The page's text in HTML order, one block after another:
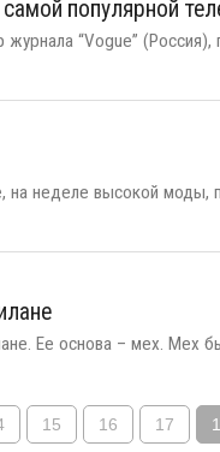
популярной
“Vogue”
на неделе высокой моды,
Ее основа – мех. Мех
15 16 17